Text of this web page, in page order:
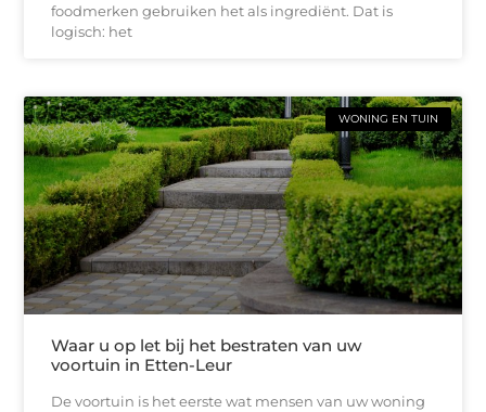
foodmerken gebruiken het als ingrediënt. Dat is
logisch: het
WONING EN TUIN
Waar u op let bij het bestraten van uw
voortuin in Etten-Leur
De voortuin is het eerste wat mensen van uw woning